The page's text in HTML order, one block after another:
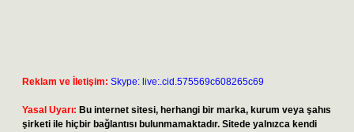
Reklam ve İletişim: Skype: live:.cid.575569c608265c69
Yasal Uyarı: Bu internet sitesi, herhangi bir marka, kurum veya şahıs
şirketi ile hiçbir bağlantısı bulunmamaktadır. Sitede yalnızca kendi